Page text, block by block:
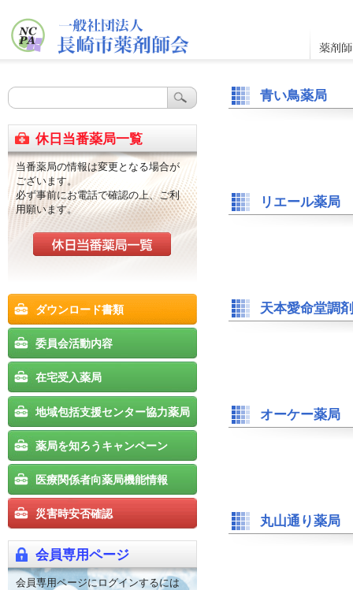
青い鳥薬局
リエール薬局
天本愛命堂調
オーケー薬局
丸山通り薬局
休日当番薬局一覧
当番薬局の情報は変更となる場合が
ございます。
必ず事前にお電話で確認の上、ご利
用願います。
ダウンロード書類
委員会活動内容
在宅受入薬局
地域包括支援センター協力薬局
薬局を知ろうキャンペーン
医療関係者向薬局機能情報
災害時安否確認
会員専用ページ
会員専用ページにログインするには